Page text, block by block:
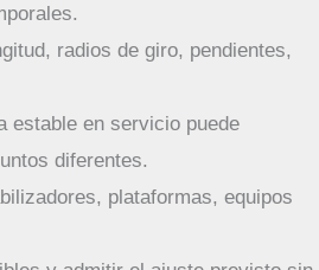
radios de giro, pendientes,
estable en servicio puede
diferentes.
plataformas, equipos